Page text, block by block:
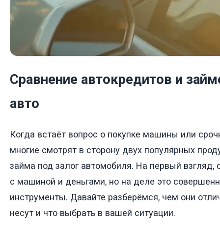
Сравнение автокредитов и
авто
Когда встаёт вопрос о покупке машины или
многие смотрят в сторону двух популярных
займа под залог автомобиля. На первый взгляд,
с машиной и деньгами, но на деле это
инструменты. Давайте разберёмся, чем они
несут и что выбрать в вашей ситуации.